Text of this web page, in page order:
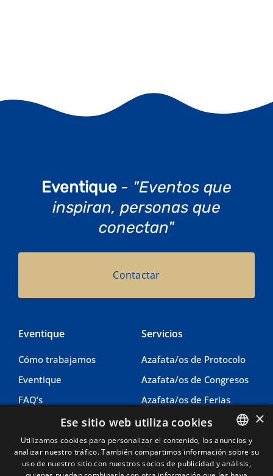
Eventique - "Eventos que
inspiran, personas que
conectan"
Contactar
Eventique
Cómo trabajamos
Eventique
FAQ’s
Servicios
Azafata/os de Protocolo
Azafata/os de Congresos
Azafata/os de Ferias
Azafata/os de Imagen
Coordinacion eventos
Legal Información
SPANISH
CATALAN
×
Ese sitio web utiliza cookies
Utilizamos cookies para personalizar el contenido, los anuncios y
analizar nuestro tráfico. También compartimos información sobre su
uso de nuestro sitio con nuestros socios de publicidad y análisis,